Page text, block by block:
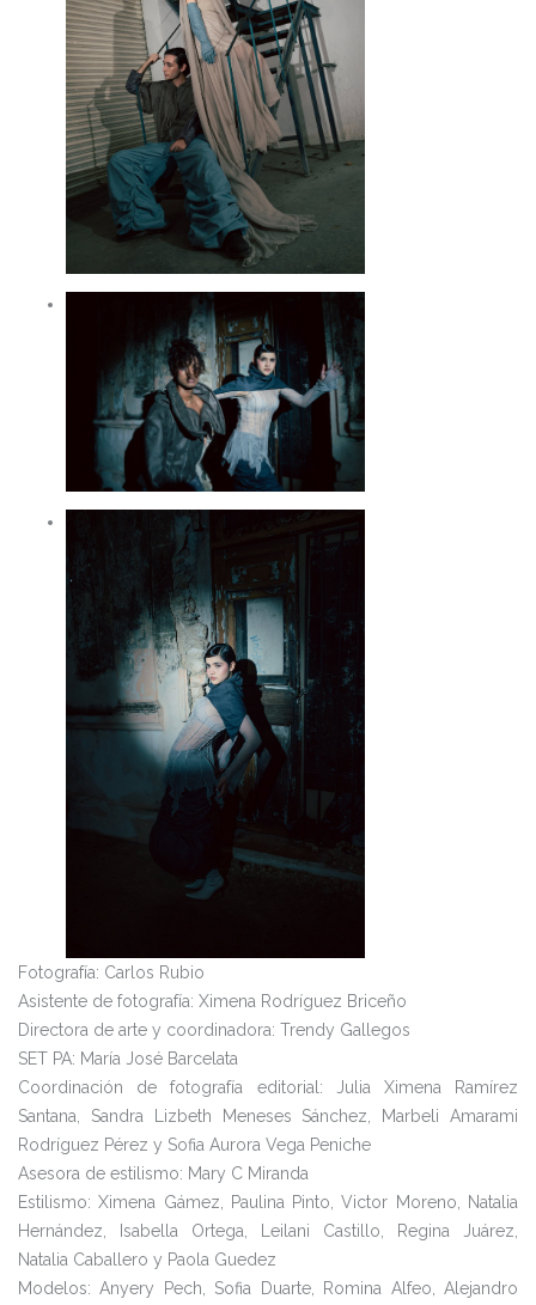
Fotografía: Carlos Rubio
Asistente de fotografía: Ximena Rodríguez Briceño
Directora de arte y coordinadora: Trendy Gallegos
SET PA: María José Barcelata
Coordinación de fotografía editorial: Julia Ximena Ramírez
Santana, Sandra Lizbeth Meneses Sánchez, Marbeli Amarami
Rodríguez Pérez y Sofia Aurora Vega Peniche
Asesora de estilismo: Mary C Miranda
Estilismo: Ximena Gámez, Paulina Pinto, Victor Moreno, Natalia
Hernández, Isabella Ortega, Leilani Castillo, Regina Juárez,
Natalia Caballero y Paola Guedez
Modelos: Anyery Pech, Sofia Duarte, Romina Alfeo, Alejandro